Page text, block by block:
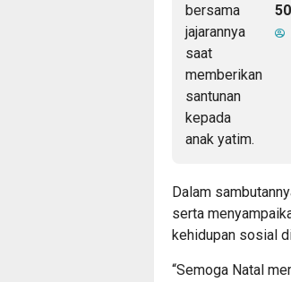
Dalam
serta
kehidupan sosial
“Semoga Natal